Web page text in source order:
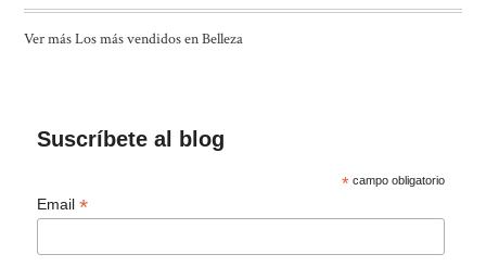
Ver más Los más vendidos en Belleza
Suscríbete al blog
* campo obligatorio
Email*